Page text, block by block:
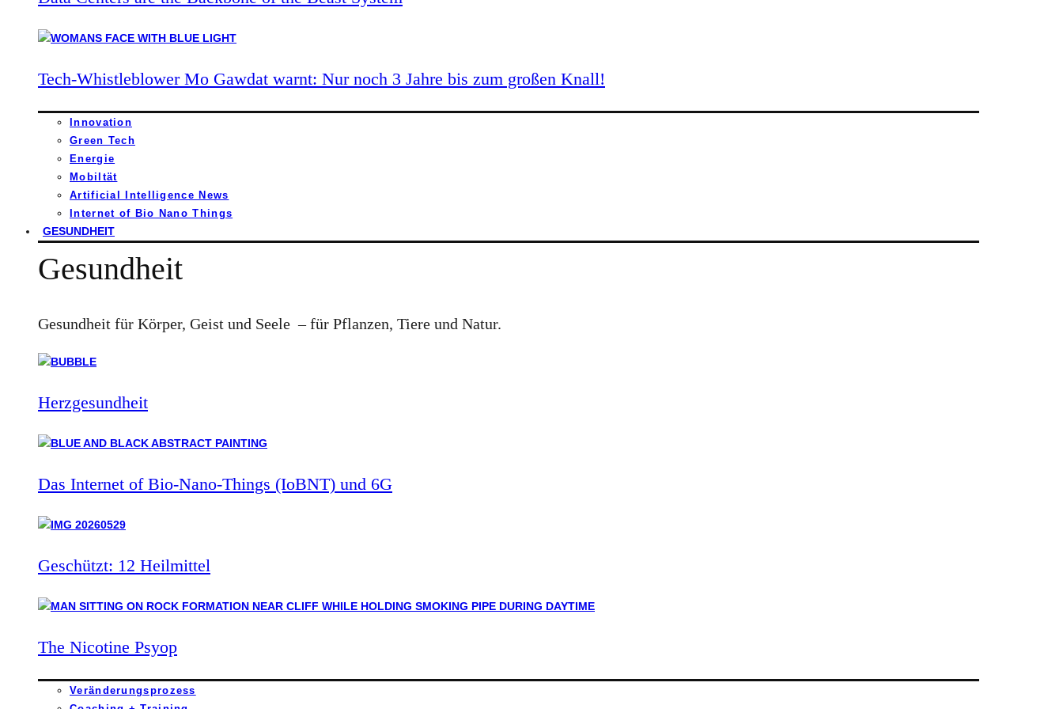
Tech-Whistleblower Mo Gawdat warnt: Nur noch 3 Jahre bis zum großen Knall!
Innovation
Green Tech
Energie
Mobiltät
Artificial Intelligence News
Internet of Bio Nano Things
GESUNDHEIT
Gesundheit
Gesundheit für Körper, Geist und Seele – für Pflanzen, Tiere und Natur.
Herzgesundheit
Das Internet of Bio-Nano-Things (IoBNT) und 6G
Geschützt: 12 Heilmittel
The Nicotine Psyop
Veränderungsprozess